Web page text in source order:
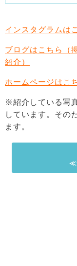
インスタグラムは
ブログはこちら（
紹介）
ホームページはこ
※紹介している写
しています。その
ます。
≪